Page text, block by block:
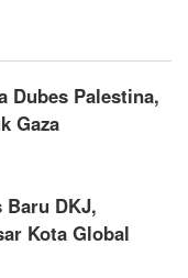
Dubes Palestina,
Gaza
Baru DKJ,
Kota Global